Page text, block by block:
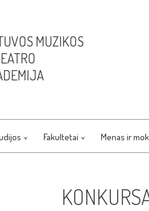
MUZIKOS
Fakultetai Menas ir